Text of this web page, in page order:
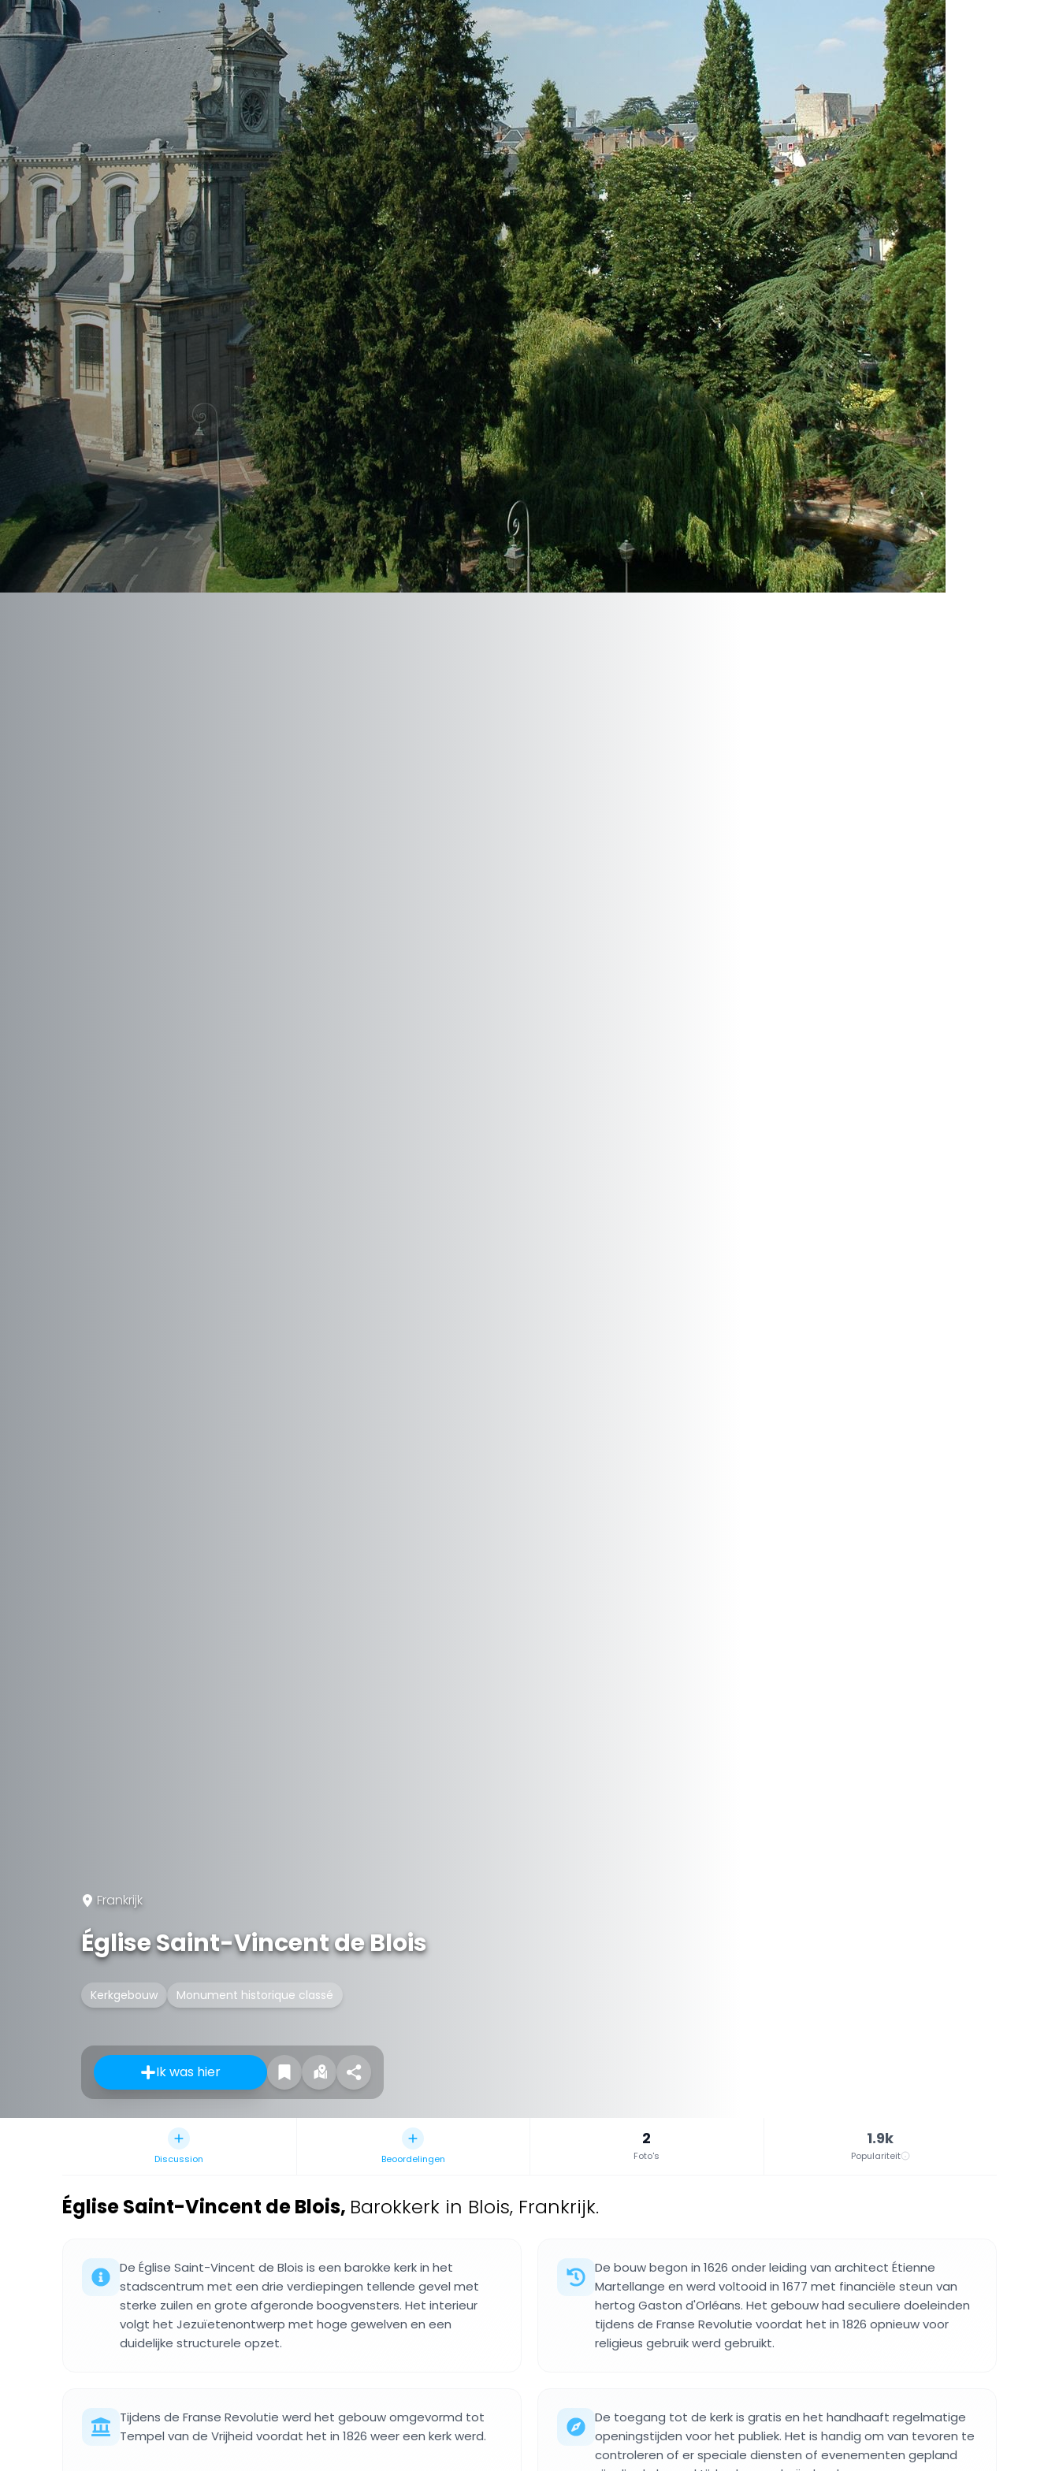
Frankrijk
Église Saint-Vincent de Blois
Kerkgebouw Monument historique classé
Ik was hier
Discussion Beoordelingen
2
Foto's
1.9k
Populariteit
Église Saint-Vincent de Blois, Barokkerk in Blois, Frankrijk.
De Église Saint-Vincent de Blois is een barokke kerk in het
stadscentrum met een drie verdiepingen tellende gevel met
sterke zuilen en grote afgeronde boogvensters. Het interieur
volgt het Jezuïetenontwerp met hoge gewelven en een
duidelijke structurele opzet.
De bouw begon in 1626 onder leiding van architect Étienne
Martellange en werd voltooid in 1677 met financiële steun van
hertog Gaston d'Orléans. Het gebouw had seculiere doeleinden
tijdens de Franse Revolutie voordat het in 1826 opnieuw voor
religieus gebruik werd gebruikt.
Tijdens de Franse Revolutie werd het gebouw omgevormd tot
Tempel van de Vrijheid voordat het in 1826 weer een kerk werd.
De toegang tot de kerk is gratis en het handhaaft regelmatige
openingstijden voor het publiek. Het is handig om van tevoren te
controleren of er speciale diensten of evenementen gepland